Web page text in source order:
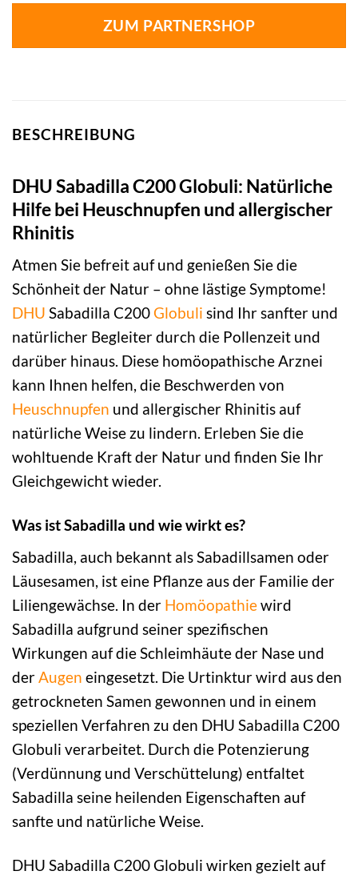
ZUM PARTNERSHOP
BESCHREIBUNG
DHU Sabadilla C200 Globuli: Natürliche
Hilfe bei Heuschnupfen und allergischer
Rhinitis
Atmen Sie befreit auf und genießen Sie die
Schönheit der Natur – ohne lästige Symptome!
DHU Sabadilla C200Globuli sind Ihr sanfter und
natürlicher Begleiter durch die Pollenzeit und
darüber hinaus. Diese homöopathische Arznei
kann Ihnen helfen, die Beschwerden von
Heuschnupfen und allergischer Rhinitis auf
natürliche Weise zu lindern. Erleben Sie die
wohltuende Kraft der Natur und finden Sie Ihr
Gleichgewicht wieder.
Was ist Sabadilla und wie wirkt es?
Sabadilla, auch bekannt als Sabadillsamen oder
Läusesamen, ist eine Pflanze aus der Familie der
Liliengewächse. In der Homöopathiewird
Sabadilla aufgrund seiner spezifischen
Wirkungen auf die Schleimhäute der Nase und
derAugen eingesetzt. Die Urtinktur wird aus den
getrockneten Samen gewonnen und in einem
speziellen Verfahren zu den DHU Sabadilla C200
Globuli verarbeitet. Durch die Potenzierung
(Verdünnung und Verschüttelung) entfaltet
Sabadilla seine heilenden Eigenschaften auf
sanfte und natürliche Weise.
DHU Sabadilla C200 Globuli wirken gezielt auf